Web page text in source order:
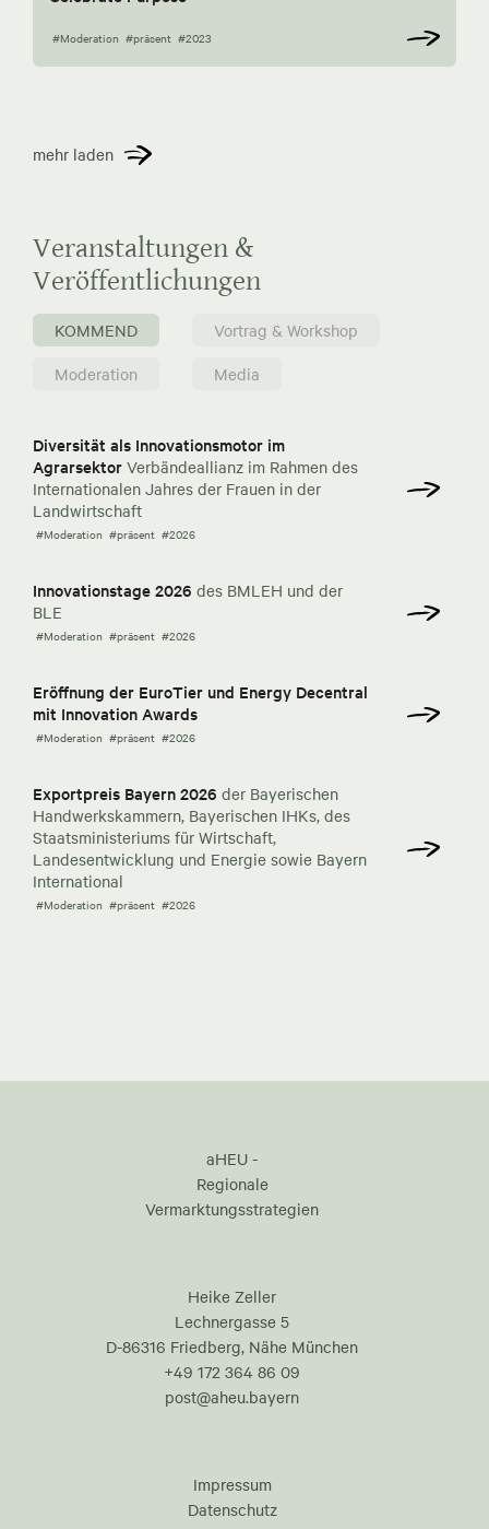
#Moderation #präsent #2023
mehr laden
Veranstaltungen &
Veröffentlichungen
KOMMEND
Vortrag & Workshop
Moderation
Media
Diversität als Innovationsmotor im
Agrarsektor Verbändeallianz im Rahmen des
Internationalen Jahres der Frauen in der
Landwirtschaft
#Moderation #präsent #2026
Innovationstage 2026 des BMLEH und der
BLE
#Moderation #präsent #2026
Eröffnung der EuroTier und Energy Decentral
mit Innovation Awards
#Moderation #präsent #2026
Exportpreis Bayern 2026 der Bayerischen
Handwerkskammern, Bayerischen IHKs, des
Staatsministeriums für Wirtschaft,
Landesentwicklung und Energie sowie Bayern
International
#Moderation #präsent #2026
aHEU -
Regionale
Vermarktungsstrategien
Heike Zeller
Lechnergasse 5
D-86316 Friedberg, Nähe München
+49 172 364 86 09
post@aheu.bayern
Impressum
Datenschutz